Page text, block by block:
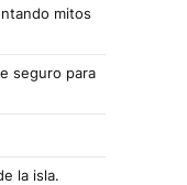
mitos
seguro para
la isla.